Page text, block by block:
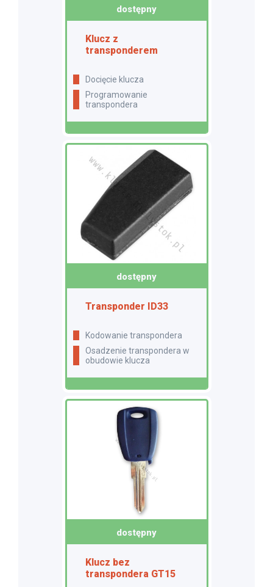
dostępny
Klucz z
transponderem
docięcie klucza
programowanie
transpondera
dostępny
Transponder ID33
Kodowanie transpondera
Osadzenie transpondera w
obudowie klucza
dostępny
Klucz bez
transpondera GT15